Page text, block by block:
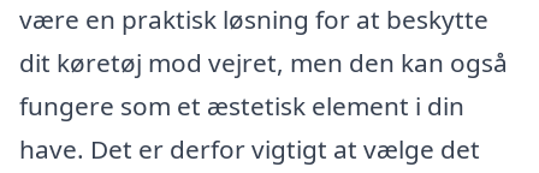
være en praktisk løsning for at beskytte
dit køretøj mod vejret, men den kan også
fungere som et æstetisk element i din
have. Det er derfor vigtigt at vælge det